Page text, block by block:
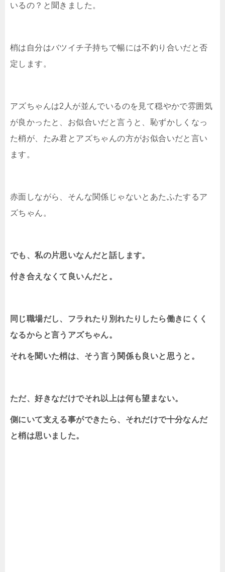
いるの？と聞きました。
梢は自分はバツイチ子持ちで暢には不釣り合いだと否
定します。
アズちゃんは2人が並んでいるのを見て穏やかで雰囲気
が良かったと、お似合いだと言うと、恥ずかしくなっ
た梢が、たみ君とアズちゃんの方がお似合いだと言い
ます。
赤面しながら、そんな関係じゃないとあたふたするア
ズちゃん。
でも、私の片思いなんだと話します。
付き合えなくて良いんだと。
同じ職場だし、フラれたり別れたりしたら働きにくく
なるからと言うアズちゃん。
それを聞いた梢は、そう言う関係も良いと思うと。
ただ、好きなだけでそれ以上は何も望まない。
側にいて支える事ができたら、それだけで十分なんだ
と梢は思いました。